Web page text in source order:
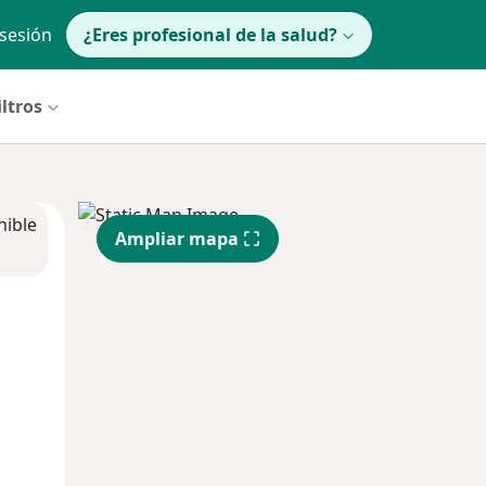
¿Eres profesional de la salud?
Ampliar mapa